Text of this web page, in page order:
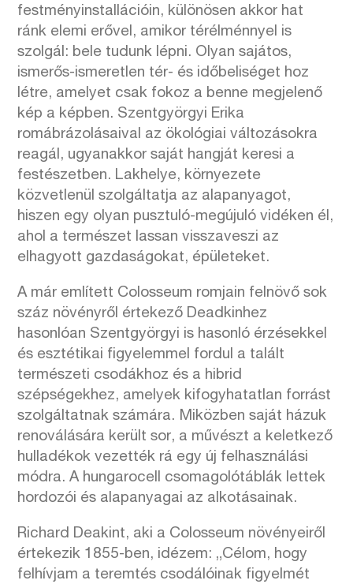
festményinstallációin, különösen akkor hat
ránk elemi erővel, amikor térélménnyel is
szolgál: bele tudunk lépni. Olyan sajátos,
ismerős-ismeretlen tér- és időbeliséget hoz
létre, amelyet csak fokoz a benne megjelenő
kép a képben. Szentgyörgyi Erika
romábrázolásaival az ökológiai változásokra
reagál, ugyanakkor saját hangját keresi a
festészetben. Lakhelye, környezete
közvetlenül szolgáltatja az alapanyagot,
hiszen egy olyan pusztuló-megújuló vidéken él,
ahol a természet lassan visszaveszi az
elhagyott gazdaságokat, épületeket.
A már említett Colosseum romjain felnövő sok
száz növényről értekező Deadkinhez
hasonlóan Szentgyörgyi is hasonló érzésekkel
és esztétikai figyelemmel fordul a talált
természeti csodákhoz és a hibrid
szépségekhez, amelyek kifogyhatatlan forrást
szolgáltatnak számára. Miközben saját házuk
renoválására került sor, a művészt a keletkező
hulladékok vezették rá egy új felhasználási
módra. A hungarocell csomagolótáblák lettek
hordozói és alapanyagai az alkotásainak.
Richard Deakint, aki a Colosseum növényeiről
értekezik 1855-ben, idézem: „Célom, hogy
felhívjam a teremtés csodálóinak figyelmét